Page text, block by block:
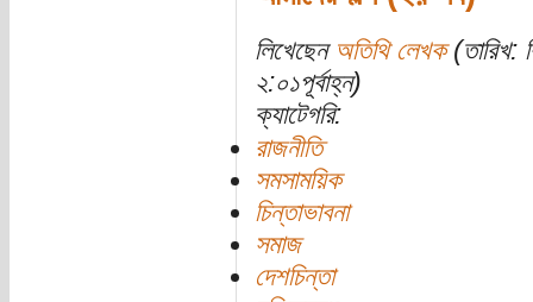
লিখেছেন অতিথি লেখক(তারিখ:
২:০১পূর্বাহ্ন)
ক্যাটেগরি:
রাজনীতি
সমসাময়িক
চিন্তাভাবনা
সমাজ
দেশচিন্তা